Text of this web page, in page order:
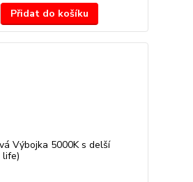
Přidat do košíku